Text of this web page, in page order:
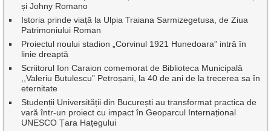
și Johny Romano
Istoria prinde viață la Ulpia Traiana Sarmizegetusa, de Ziua
Patrimoniului Roman
Proiectul noului stadion „Corvinul 1921 Hunedoara” intră în
linie dreaptă
Scriitorul Ion Caraion comemorat de Biblioteca Municipală
,,Valeriu Butulescu” Petroșani, la 40 de ani de la trecerea sa în
eternitate
Studenții Universității din București au transformat practica de
vară într-un proiect cu impact în Geoparcul Internațional
UNESCO Țara Hațegului